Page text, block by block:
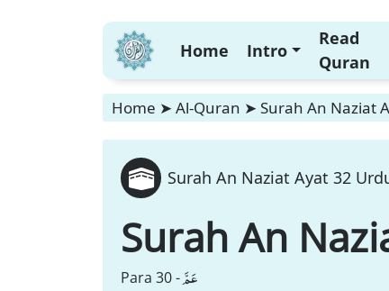
Home Intro
Read
Quran
Home ➤ Al-Quran ➤ Surah An Naziat
Surah An Naziat Ayat 32
Surah An
Para 30 -عَمَّ